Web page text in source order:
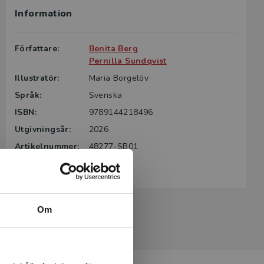
Om
till boken
för din
kontakta
gäller
Information
Författare:
Benita Berg
Pernilla Sundqvist
Illustratör:
Maria Borgelöv
Språk:
Svenska
ISBN:
9789144218496
Utgivningsår:
2026
Artikelnummer:
48277-SB01
Första